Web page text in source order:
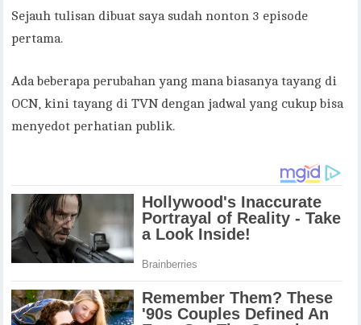
Sejauh tulisan dibuat saya sudah nonton 3 episode
pertama.
Ada beberapa perubahan yang mana biasanya tayang di
OCN, kini tayang di TVN dengan jadwal yang cukup bisa
menyedot perhatian publik.